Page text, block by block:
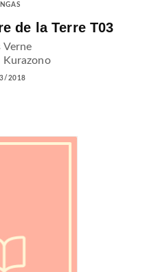
de la Terre T03
Verne
Kurazono
2018